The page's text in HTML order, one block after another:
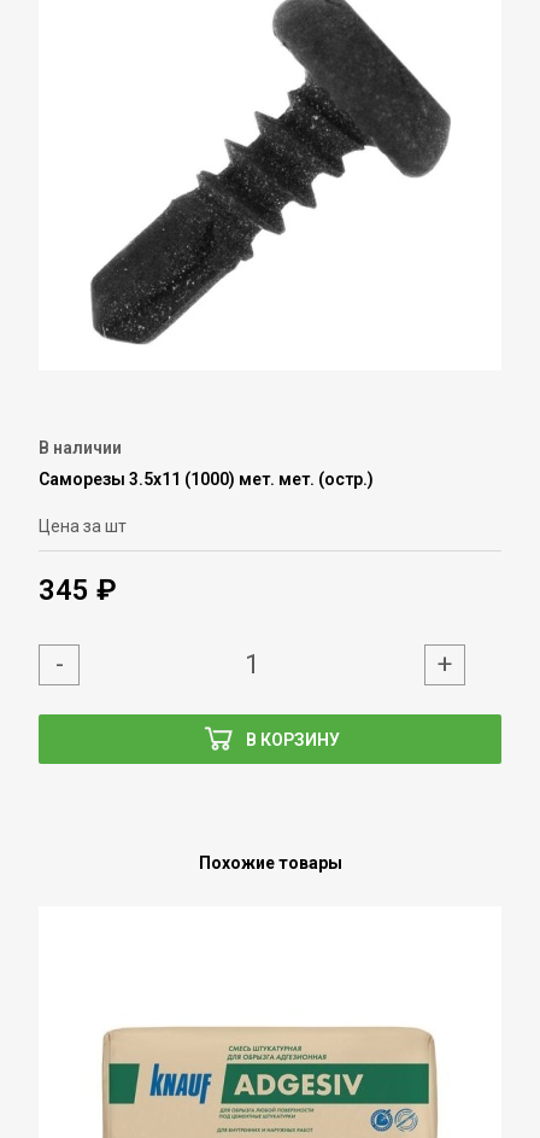
В наличии
Саморезы 3.5х11 (1000) мет. мет. (остр.)
Цена за шт
345 ₽
В КОРЗИНУ
- +
Похожие товары